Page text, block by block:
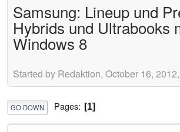
Samsung: Lineup und
Hybrids und Ultrabooks
Windows 8
Started by Redaktion, October 16,
GO DOWN Pages 1